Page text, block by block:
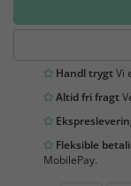
Handl trygtVi
Altid fri fragt
Fleksible
MobilePay.